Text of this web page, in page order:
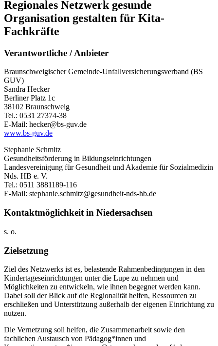
Regionales Netzwerk gesunde
Organisation gestalten für Kita-
Fachkräfte
Verantwortliche / Anbieter
Braunschweigischer Gemeinde-Unfallversicherungsverband (BS
GUV)
Sandra Hecker
Berliner Platz 1c
38102 Braunschweig
Tel.: 0531 27374-38
E-Mail: hecker@bs-guv.de
www.bs-guv.de
Stephanie Schmitz
Gesundheitsförderung in Bildungseinrichtungen
Landesvereinigung für Gesundheit und Akademie für Sozialmedizin
Nds. HB e. V.
Tel.: 0511 3881189-116
E-Mail: stephanie.schmitz@gesundheit-nds-hb.de
Kontaktmöglichkeit in Niedersachsen
s. o.
Zielsetzung
Ziel des Netzwerks ist es, belastende Rahmenbedingungen in den
Kindertageseinrichtungen unter die Lupe zu nehmen und
Möglichkeiten zu entwickeln, wie ihnen begegnet werden kann.
Dabei soll der Blick auf die Regionalität helfen, Ressourcen zu
erschließen und Unterstützung außerhalb der eigenen Einrichtung zu
nutzen.
Die Vernetzung soll helfen, die Zusammenarbeit sowie den
fachlichen Austausch von Pädagog*innen und